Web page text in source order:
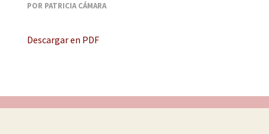
POR PATRICIA CÁMARA
Descargar en PDF